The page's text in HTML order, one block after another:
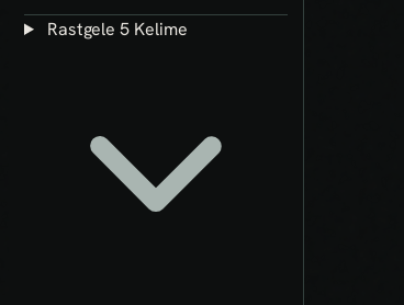
Rastgele 5 Kelime